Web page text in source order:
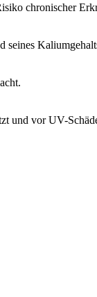
chronischer
seines
und vor UV-